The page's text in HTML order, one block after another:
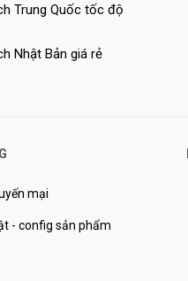
Trung Quốc tốc độ
Nhật Bản giá rẻ
mại
- config sản phẩm